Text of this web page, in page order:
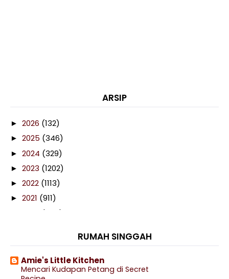
ARSIP
► 2026 (132)
► 2025 (346)
► 2024 (329)
► 2023 (1202)
► 2022 (1113)
► 2021 (911)
(460)
► 2017(359)
▼2016(538)
RUMAH SINGGAH
Amie's Little Kitchen
Mencari Kudapan Petang di Secret